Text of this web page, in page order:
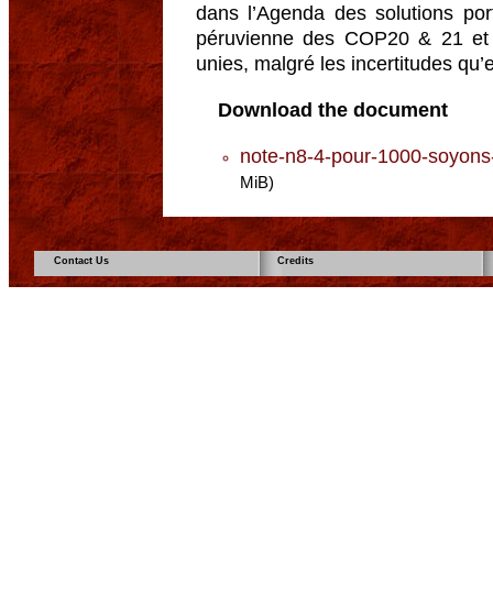
dans l’Agenda des solutions
péruvienne des COP20 & 21
unies, malgré les incertitudes
Download the document
note-n8-4-pour-1000-
MiB)
Contact Us Credits